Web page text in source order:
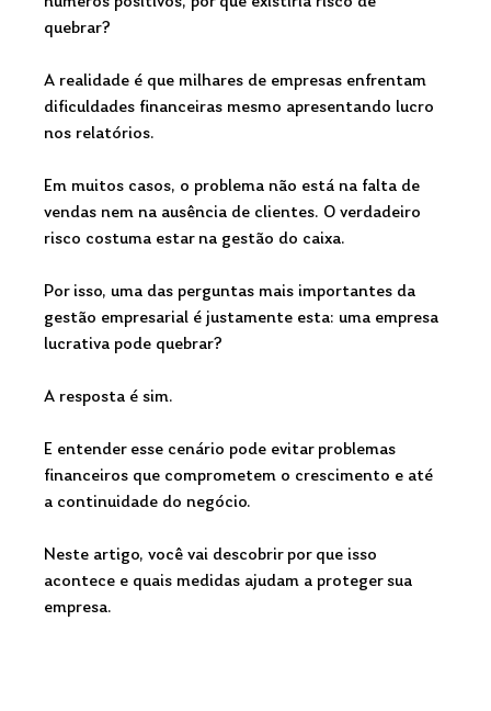
quebrar?
A realidade é que milhares de empresas enfrentam
dificuldades financeiras mesmo apresentando lucro
nos relatórios.
Em muitos casos, o problema não está na falta de
vendas nem na ausência de clientes. O verdadeiro
risco costuma estar na gestão do caixa.
Por isso, uma das perguntas mais importantes da
gestão empresarial é justamente esta: uma empresa
lucrativa pode quebrar?
A resposta é sim.
E entender esse cenário pode evitar problemas
financeiros que comprometem o crescimento e até
a continuidade do negócio.
Neste artigo, você vai descobrir por que isso
acontece e quais medidas ajudam a proteger sua
empresa.